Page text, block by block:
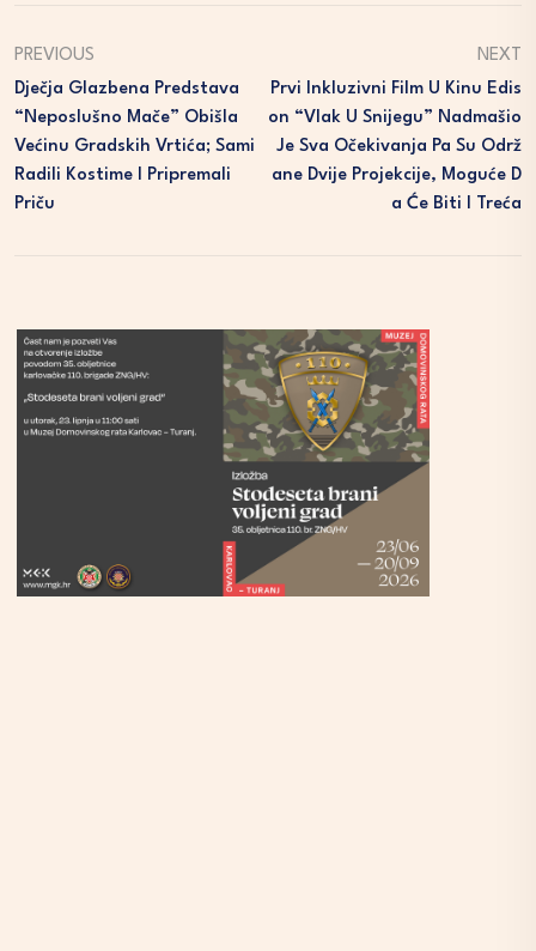
PREVIOUS
Dječja Glazbena Predstava
“Neposlušno Mače” Obišla
Većinu Gradskih Vrtića; Sami
Radili Kostime I Pripremali
Priču
NEXT
Prvi Inkluzivni Film U Kinu Edis
On “Vlak U Snijegu” Nadmašio
Je Sva Očekivanja Pa Su Održ
Ane Dvije Projekcije, Moguće D
A Će Biti I Treća